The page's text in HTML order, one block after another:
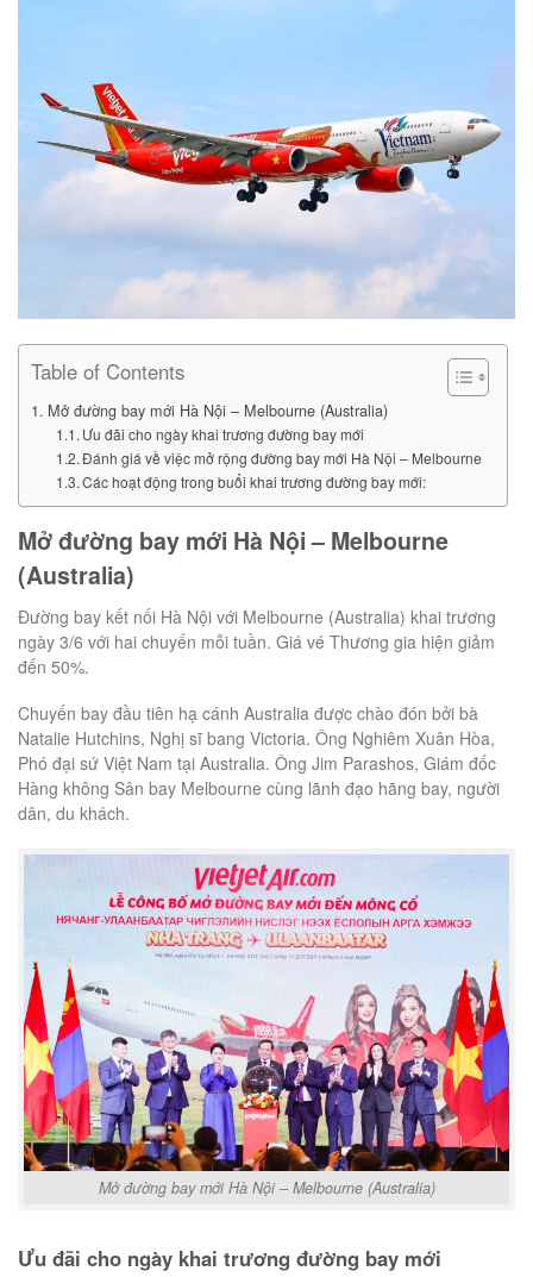
Table of Contents
Mở đường bay mới Hà Nội – Melbourne (Australia)
Ưu đãi cho ngày khai trương đường bay mới
Đánh giá về việc mở rộng đường bay mới Hà Nội – Melbourne
Các hoạt động trong buổi khai trương đường bay mới:
Mở đường bay mới Hà Nội – Melbourne
(Australia)
Đường bay kết nối Hà Nội với Melbourne (Australia) khai trương
ngày 3/6 với hai chuyến mỗi tuần. Giá vé Thương gia hiện giảm
đến 50%.
Chuyến bay đầu tiên hạ cánh Australia được chào đón bởi bà
Natalie Hutchins, Nghị sĩ bang Victoria. Ông Nghiêm Xuân Hòa,
Phó đại sứ Việt Nam tại Australia. Ông Jim Parashos, Giám đốc
Hàng không Sân bay Melbourne cùng lãnh đạo hãng bay, người
dân, du khách.
Mở đường bay mới Hà Nội – Melbourne (Australia)
Ưu đãi cho ngày khai trương đường bay mới